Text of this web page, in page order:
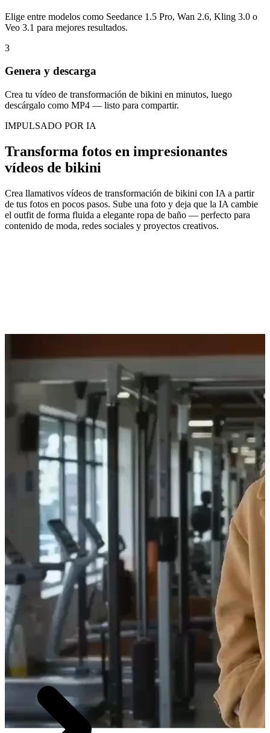
Elige entre modelos como Seedance 1.5 Pro, Wan 2.6, Kling 3.0 o
Veo 3.1 para mejores resultados.
3
Genera y descarga
Crea tu vídeo de transformación de bikini en minutos, luego
descárgalo como MP4 — listo para compartir.
IMPULSADO POR IA
Transforma fotos en impresionantes
vídeos de bikini
Crea llamativos vídeos de transformación de bikini con IA a partir
de tus fotos en pocos pasos. Sube una foto y deja que la IA cambie
el outfit de forma fluida a elegante ropa de baño — perfecto para
contenido de moda, redes sociales y proyectos creativos.